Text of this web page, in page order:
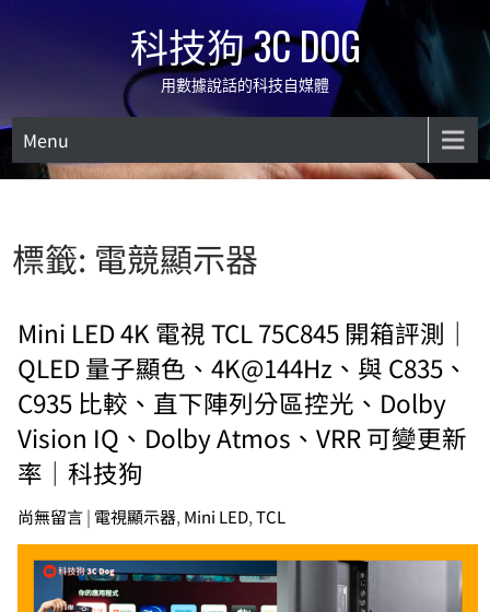
科技狗 3C DOG
用數據說話的科技自媒體
Menu
標籤: 電競顯示器
Mini LED 4K 電視 TCL 75C845 開箱評測｜
QLED 量子顯色、4K@144Hz、與 C835、
C935 比較、直下陣列分區控光、Dolby
Vision IQ、Dolby Atmos、VRR 可變更新
率｜科技狗
尚無留言| 電視顯示器, Mini LED,TCL